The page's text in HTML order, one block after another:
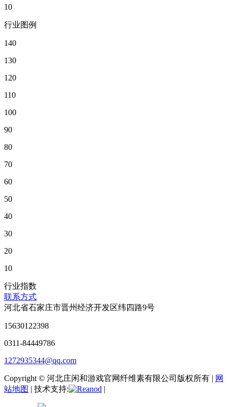
10
行业图例
140
130
120
110
100
90
80
70
60
50
40
30
20
10
行业指数
联系方式
河北省石家庄市晋州经济开发区纬四路9号
15630122398
0311-84449786
1272935344@qq.com
Copyright © 河北庄闲和游戏官网纤维素有限公司版权所有 | 网
站地图 | 技术支持: |